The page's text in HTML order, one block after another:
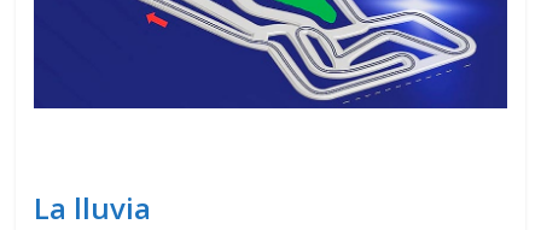
La lluvia